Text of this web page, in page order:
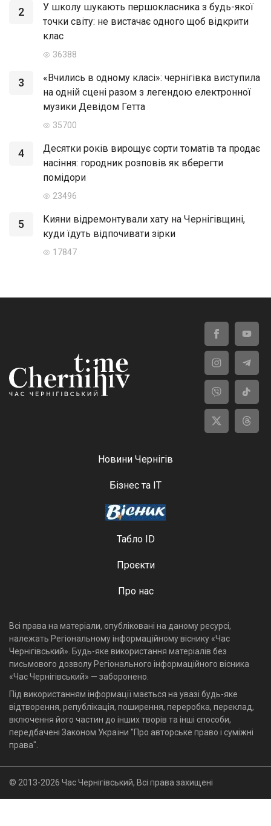
2
У школу шукають першокласника з будь-якої
точки світу: не вистачає одного щоб відкрити
клас
36388
3
«Вчились в одному класі»: чернігівка виступила
на одній сцені разом з легендою електронної
музики Девідом Гетта
35700
4
Десятки років вирощує сорти томатів та продає
насіння: городник розповів як вберегти
помідори
23496
5
Кияни відремонтували хату на Чернігівщині,
куди їдуть відпочивати зірки
17847
Новини Чернігів
Бізнес та ІТ
Табло ID
Проєкти
Про нас
Всі права на матеріали, опубліковані на даному ресурсі,
належать Регіональному інформаційному віснику «Час
Чернігівський». Будь-яке використання матеріалів без
письмового дозволу Регіонального інформаційного вісника
«Час Чернігівський» — заборонено.
Під використанням інформації мається на увазі будь-яке
відтворення, републікація, поширення, переробка, переклад,
включення його частин до інших творів та інші способи,
передбачені Законом України "Про авторське право і суміжні
права".
© 2013-2026 Час Чернігівський, Всі права захищені